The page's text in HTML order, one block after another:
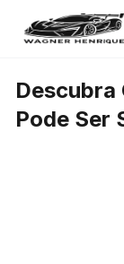
Descubra
Pode Ser